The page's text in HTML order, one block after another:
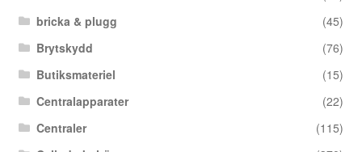
bricka & plugg
(45)
Brytskydd
(76)
Butiksmateriel
(15)
Centralapparater
(22)
Centraler
(115)